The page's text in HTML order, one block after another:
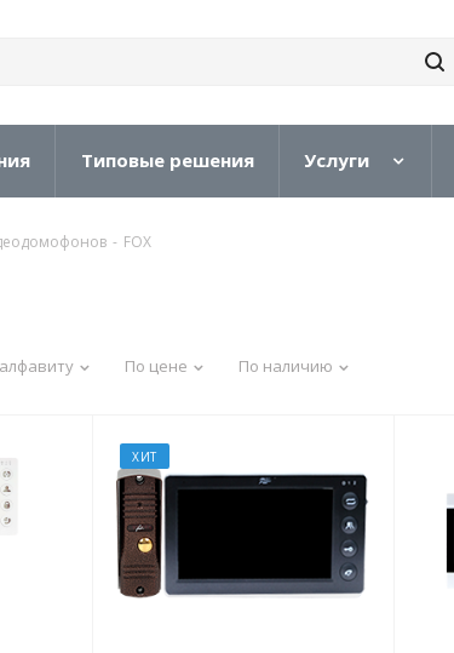
Типовые решения Услуги
- FOX
По цене По наличию
ХИТ